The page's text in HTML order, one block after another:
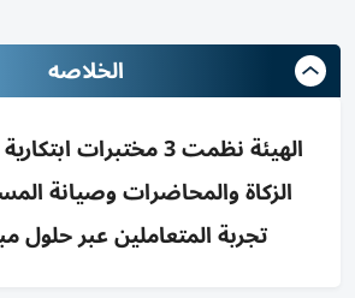
الخلاصه
الهيئة نظمت 3 مختبرات
الزكاة والمحاضرات وصيانة
تجربة المتعاملين عبر حلول